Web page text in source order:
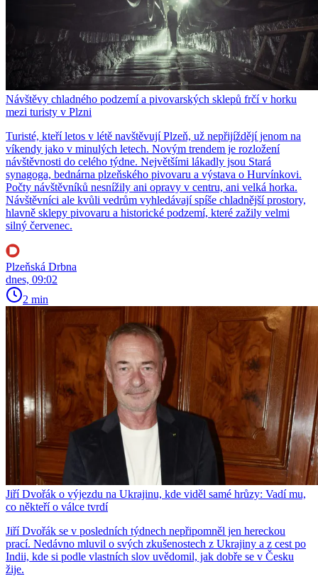
Návštěvy chladného podzemí a pivovarských sklepů frčí v horku
mezi turisty v Plzni
Turisté, kteří letos v létě navštěvují Plzeň, už nepřijíždějí jenom na
víkendy jako v minulých letech. Novým trendem je rozložení
návštěvnosti do celého týdne. Největšími lákadly jsou Stará
synagoga, bednárna plzeňského pivovaru a výstava o Hurvínkovi.
Počty návštěvníků nesnížily ani opravy v centru, ani velká horka.
Návštěvníci ale kvůli vedrům vyhledávají spíše chladnější prostory,
hlavně sklepy pivovaru a historické podzemí, které zažily velmi
silný červenec.
Plzeňská Drbna
dnes, 09:02
2 min
Jiří Dvořák o výjezdu na Ukrajinu, kde viděl samé hrůzy: Vadí mu,
co někteří o válce tvrdí
Jiří Dvořák se v posledních týdnech nepřipomněl jen hereckou
prací. Nedávno mluvil o svých zkušenostech z Ukrajiny a z cest po
Indii, kde si podle vlastních slov uvědomil, jak dobře se v Česku
žije.